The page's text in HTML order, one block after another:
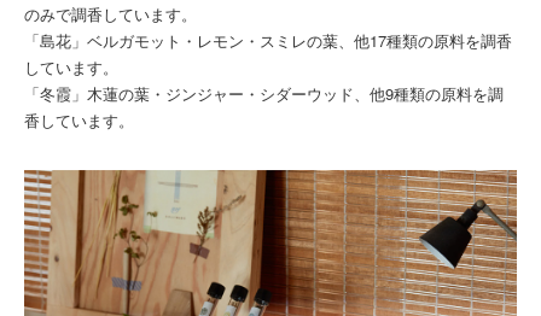
のみで調香しています。
「島花」ベルガモット・レモン・スミレの葉、他17種類の原料を調香
しています。
「冬霞」木蓮の葉・ジンジャー・シダーウッド、他9種類の原料を調
香しています。